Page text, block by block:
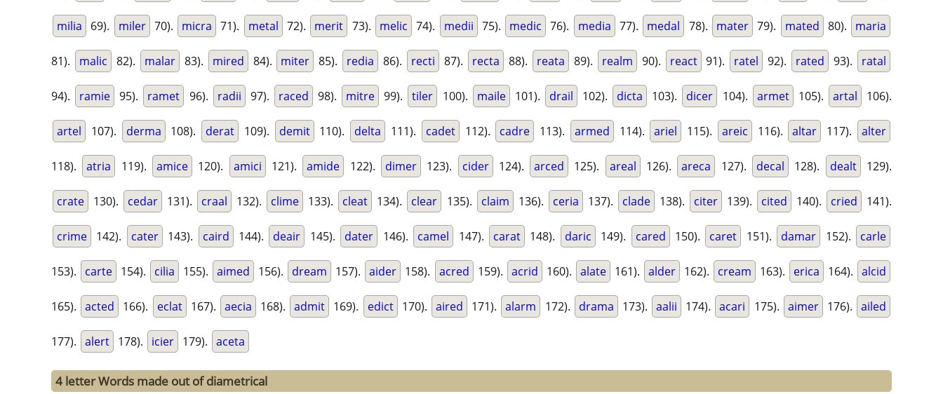
milia 69). miler 70). micra 71). metal 72). merit 73). melic 74). medii 75). medic 76). media 77). medal 78). mater 79). mated 80). maria
81). malic 82). malar 83). mired 84). miter 85). redia 86). recti 87). recta 88). reata 89). realm 90). react 91). ratel 92). rated 93). ratal
94). ramie 95). ramet 96). radii 97). raced 98). mitre 99). tiler 100). maile 101). drail 102). dicta 103). dicer 104). armet 105). artal 106).
artel 107). derma 108). derat 109). demit 110). delta 111). cadet 112). cadre 113). armed 114). ariel 115). areic 116). altar 117). alter
118). atria 119). amice 120). amici 121). amide 122). dimer 123). cider 124). arced 125). areal 126). areca 127). decal 128). dealt 129).
crate 130). cedar 131). craal 132). clime 133). cleat 134). clear 135). claim 136). ceria 137). clade 138). citer 139). cited 140). cried 141).
crime 142). cater 143). caird 144). deair 145). dater 146). camel 147). carat 148). daric 149). cared 150). caret 151). damar 152). carle
153). carte 154). cilia 155). aimed 156). dream 157). aider 158). acred 159). acrid 160). alate 161). alder 162). cream 163). erica 164). alcid
165). acted 166). eclat 167). aecia 168). admit 169). edict 170). aired 171). alarm 172). drama 173). aalii 174). acari 175). aimer 176). ailed
177). alert 178). icier 179). aceta
4 letter Words made out of diametrical